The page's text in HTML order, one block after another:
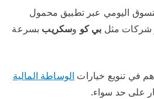
اليومي عبر تطبيق محمول
شركات مثل بي كو وسكريب بسرعة
في تنويع خيارات الوساطة المالية
على حد سواء.